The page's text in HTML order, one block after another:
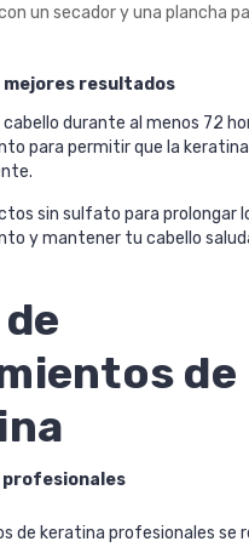
un secador y una plancha
mejores resultados
durante al menos 72
para permitir que la
sin sulfato para prolongar
y mantener tu cabello
de
de keratina profesionales se